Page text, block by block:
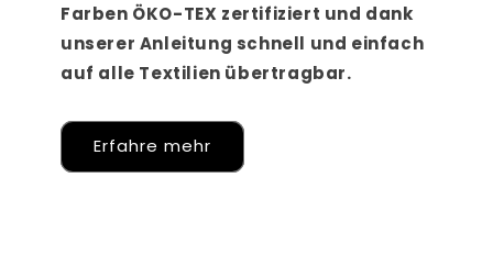
Farben ÖKO-TEX zertifiziert und dank
unserer Anleitung schnell und einfach
auf alle Textilien übertragbar.
Erfahre mehr